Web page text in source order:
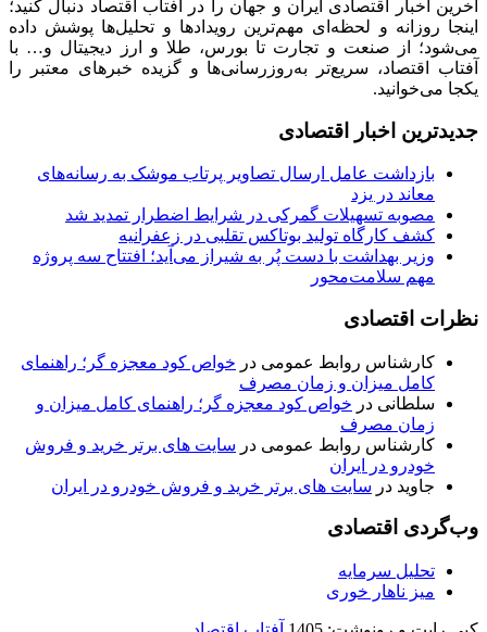
آخرین اخبار اقتصادی ایران و جهان را در آفتاب اقتصاد دنبال کنید؛
اینجا روزانه و لحظه‌ای مهم‌ترین رویدادها و تحلیل‌ها پوشش داده
می‌شود؛ از صنعت و تجارت تا بورس، طلا و ارز دیجیتال و… با
آفتاب اقتصاد، سریع‌تر به‌روزرسانی‌ها و گزیده خبرهای معتبر را
یکجا می‌خوانید.
جدیدترین اخبار اقتصادی
بازداشت عامل ارسال تصاویر پرتاب موشک به رسانه‌های
معاند در یزد
مصوبه تسهیلات گمرکی در شرایط اضطرار تمدید شد
کشف کارگاه تولید بوتاکس تقلبی در زعفرانیه
وزیر بهداشت با دست پُر به شیراز می‌آید؛ افتتاح سه پروژه
مهم سلامت‌محور
نظرات اقتصادی
کارشناس روابط عمومی در خواص کود معجزه گر؛ راهنمای
کامل میزان و زمان مصرف
سلطانی در خواص کود معجزه گر؛ راهنمای کامل میزان و
زمان مصرف
کارشناس روابط عمومی در سایت های برتر خرید و فروش
خودرو در ایران
جاوید در سایت های برتر خرید و فروش خودرو در ایران
وب‌گردی اقتصادی
تحلیل سرمایه
میز ناهار خوری